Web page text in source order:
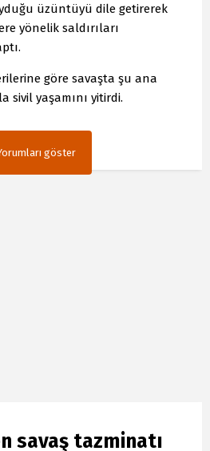
üzüntüyü dile getirerek
yönelik saldırıları
göre savaşta şu ana
sivil yaşamını yitirdi.
göster
savaş tazminatı